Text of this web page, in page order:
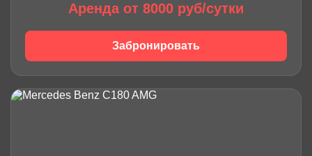
Аренда от 8000 руб/сутки
Забронировать